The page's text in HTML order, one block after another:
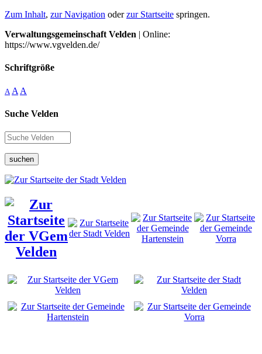
Zum Inhalt, zur Navigation oderzur Startseite springen.
Verwaltungsgemeinschaft Velden | Online:
https://www.vgvelden.de/
Schriftgröße
A A A
Suche Velden
suchen